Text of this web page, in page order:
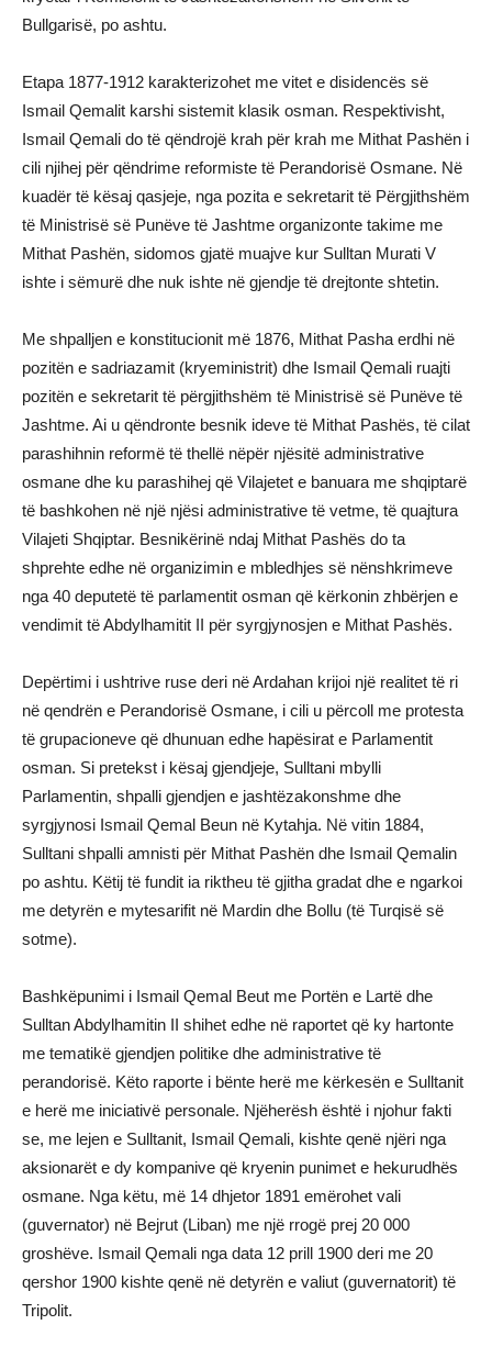
Bullgarisë, po ashtu.
Etapa 1877-1912 karakterizohet me vitet e disidencës së
Ismail Qemalit karshi sistemit klasik osman. Respektivisht,
Ismail Qemali do të qëndrojë krah për krah me Mithat Pashën i
cili njihej për qëndrime reformiste të Perandorisë Osmane. Në
kuadër të kësaj qasjeje, nga pozita e sekretarit të Përgjithshëm
të Ministrisë së Punëve të Jashtme organizonte takime me
Mithat Pashën, sidomos gjatë muajve kur Sulltan Murati V
ishte i sëmurë dhe nuk ishte në gjendje të drejtonte shtetin.
Me shpalljen e konstitucionit më 1876, Mithat Pasha erdhi në
pozitën e sadriazamit (kryeministrit) dhe Ismail Qemali ruajti
pozitën e sekretarit të përgjithshëm të Ministrisë së Punëve të
Jashtme. Ai u qëndronte besnik ideve të Mithat Pashës, të cilat
parashihnin reformë të thellë nëpër njësitë administrative
osmane dhe ku parashihej që Vilajetet e banuara me shqiptarë
të bashkohen në një njësi administrative të vetme, të quajtura
Vilajeti Shqiptar. Besnikërinë ndaj Mithat Pashës do ta
shprehte edhe në organizimin e mbledhjes së nënshkrimeve
nga 40 deputetë të parlamentit osman që kërkonin zhbërjen e
vendimit të Abdylhamitit II për syrgjynosjen e Mithat Pashës.
Depërtimi i ushtrive ruse deri në Ardahan krijoi një realitet të ri
në qendrën e Perandorisë Osmane, i cili u përcoll me protesta
të grupacioneve që dhunuan edhe hapësirat e Parlamentit
osman. Si pretekst i kësaj gjendjeje, Sulltani mbylli
Parlamentin, shpalli gjendjen e jashtëzakonshme dhe
syrgjynosi Ismail Qemal Beun në Kytahja. Në vitin 1884,
Sulltani shpalli amnisti për Mithat Pashën dhe Ismail Qemalin
po ashtu. Këtij të fundit ia riktheu të gjitha gradat dhe e ngarkoi
me detyrën e mytesarifit në Mardin dhe Bollu (të Turqisë së
sotme).
Bashkëpunimi i Ismail Qemal Beut me Portën e Lartë dhe
Sulltan Abdylhamitin II shihet edhe në raportet që ky hartonte
me tematikë gjendjen politike dhe administrative të
perandorisë. Këto raporte i bënte herë me kërkesën e Sulltanit
e herë me iniciativë personale. Njëherësh është i njohur fakti
se, me lejen e Sulltanit, Ismail Qemali, kishte qenë njëri nga
aksionarët e dy kompanive që kryenin punimet e hekurudhës
osmane. Nga këtu, më 14 dhjetor 1891 emërohet vali
(guvernator) në Bejrut (Liban) me një rrogë prej 20 000
groshëve. Ismail Qemali nga data 12 prill 1900 deri me 20
qershor 1900 kishte qenë në detyrën e valiut (guvernatorit) të
Tripolit.